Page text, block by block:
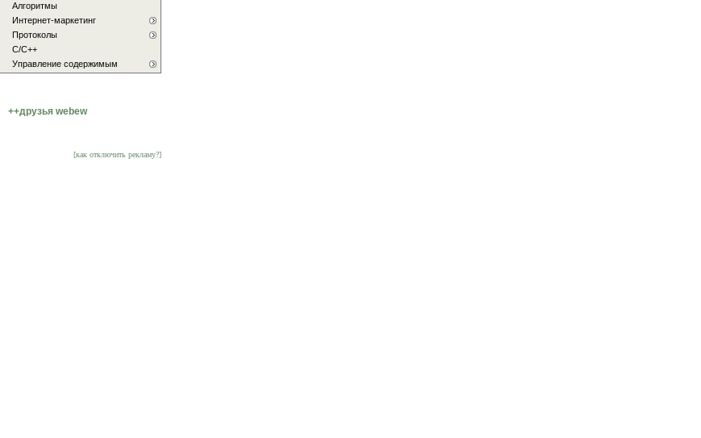
Алгоритмы
Интернет-маркетинг
Протоколы
С/C++
Управление содержимым
++друзья webew
[как отключить рекламу?]